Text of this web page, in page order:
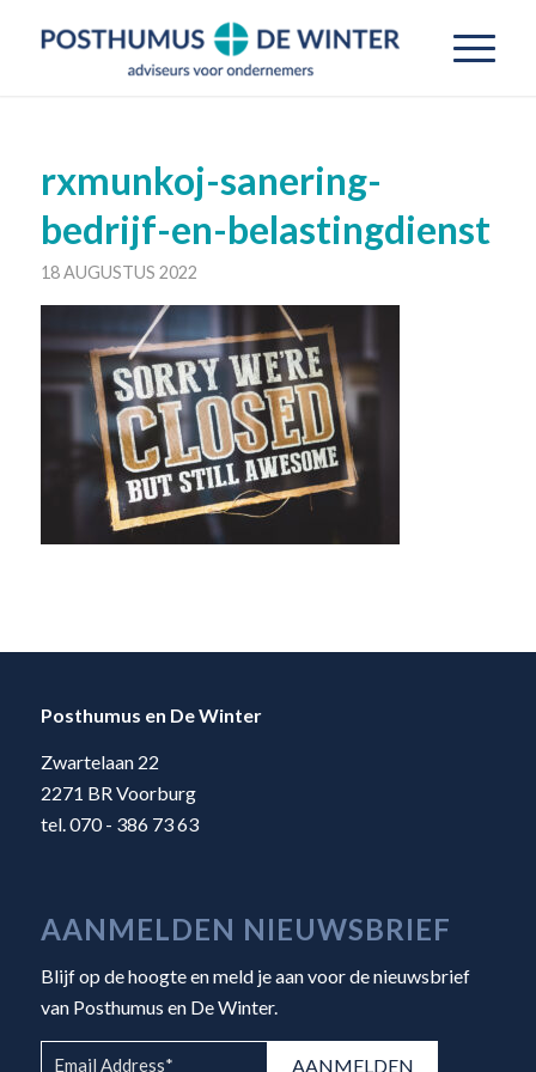
rxmunkoj-sanering-
bedrijf-en-belastingdienst
18 AUGUSTUS 2022
Posthumus en De Winter
Zwartelaan 22
2271 BR Voorburg
tel. 070 - 386 73 63
AANMELDEN NIEUWSBRIEF
Blijf op de hoogte en meld je aan voor de nieuwsbrief
van Posthumus en De Winter.